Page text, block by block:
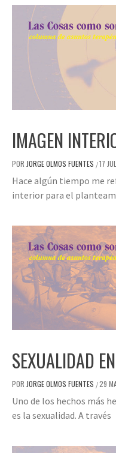
IMAGEN
POR JORGE OLMOS FUENTES /17
Hace algún tiempo me
interior para el
SEXUALIDAD
POR JORGE OLMOS FUENTES /29
Uno de los hechos más
es la sexualidad. A través